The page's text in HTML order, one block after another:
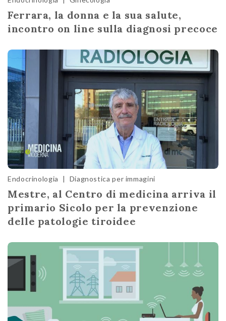
Ferrara, la donna e la sua salute,
incontro on line sulla diagnosi precoce
Endocrinologia | Diagnostica per immagini
Mestre, al Centro di medicina arriva il
primario Sicolo per la prevenzione
delle patologie tiroidee